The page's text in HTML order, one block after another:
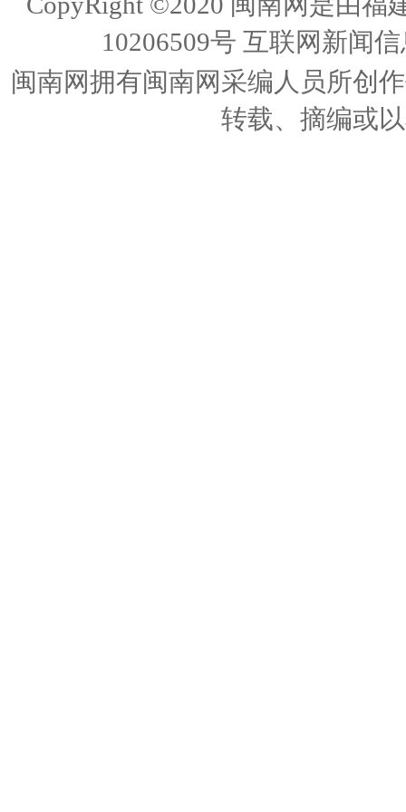
10206509号 互联网新闻
闽南网拥有闽南网采编人员所创
转载、摘编或